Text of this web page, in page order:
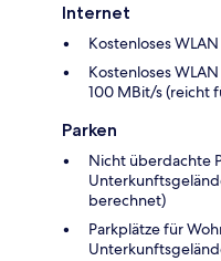
Internet
Kostenloses
Kostenloses
100 MBit/s (reicht
Parken
Nicht überdachte
berechnet)
Parkplätze für